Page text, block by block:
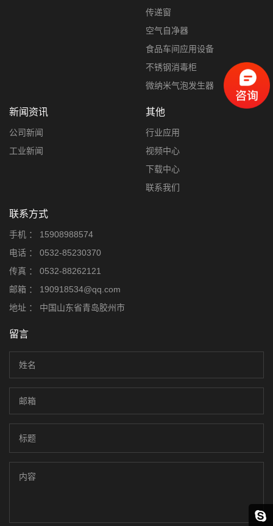
传递窗
空气自净器
食品车间应用设备
不锈钢消毒柜
微纳米气泡发生器
新闻资讯
公司新闻
工业新闻
其他
行业应用
视频中心
下载中心
联系我们
联系方式
手机 ：
15908988574
电话 ：
0532-85230370
传真 ：
0532-88262121
邮箱 ：
190918534@qq.com
地址 ：
中国山东省青岛胶州市
留言